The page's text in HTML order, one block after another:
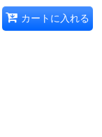
カートに入れる